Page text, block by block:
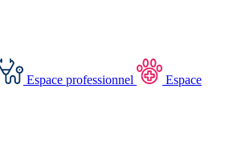
Espace professionnel
Espace